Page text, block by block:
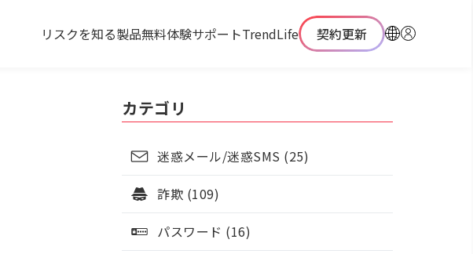
リスクを知る製品無料体験サポートTrendLife 契約更新
カテゴリ
迷惑メール/迷惑SMS (25)
詐欺 (109)
パスワード (16)